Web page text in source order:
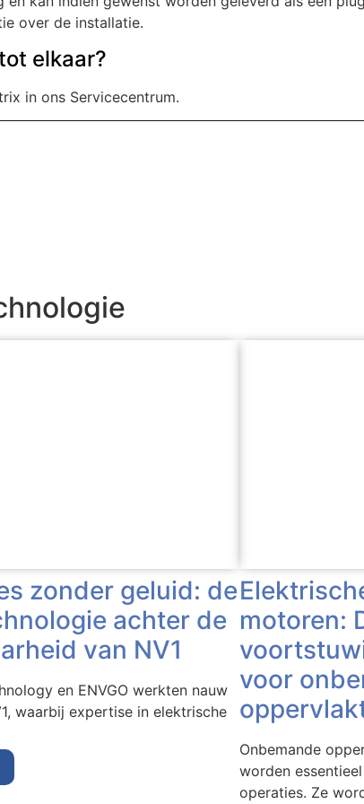
over de installatie.
elkaar?
in ons Servicecentrum.
zonder geluid: de
achter de
van NV1
en ENVGO werkten nauw
waarbij expertise in elektrische
motoren:
voor
Onbemande
worden
operaties. Ze